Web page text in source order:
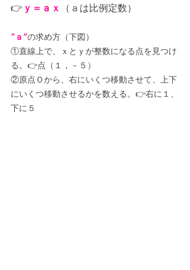
👉 ｙ＝ａｘ （ａは比例定数）
”ａ”の求め方（下図）
①直線上で、ｘとｙが整数になる点を見つけ
る。👉点（１，－５）
②原点Ｏから、右にいくつ移動させて、上下
にいくつ移動させるかを数える。👉右に１、
下に５